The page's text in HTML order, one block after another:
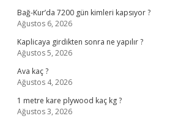
Bağ-Kur’da 7200 gün kimleri kapsıyor ?
Ağustos 6, 2026
Kaplicaya girdikten sonra ne yapılır ?
Ağustos 5, 2026
Ava kaç ?
Ağustos 4, 2026
1 metre kare plywood kaç kg ?
Ağustos 3, 2026